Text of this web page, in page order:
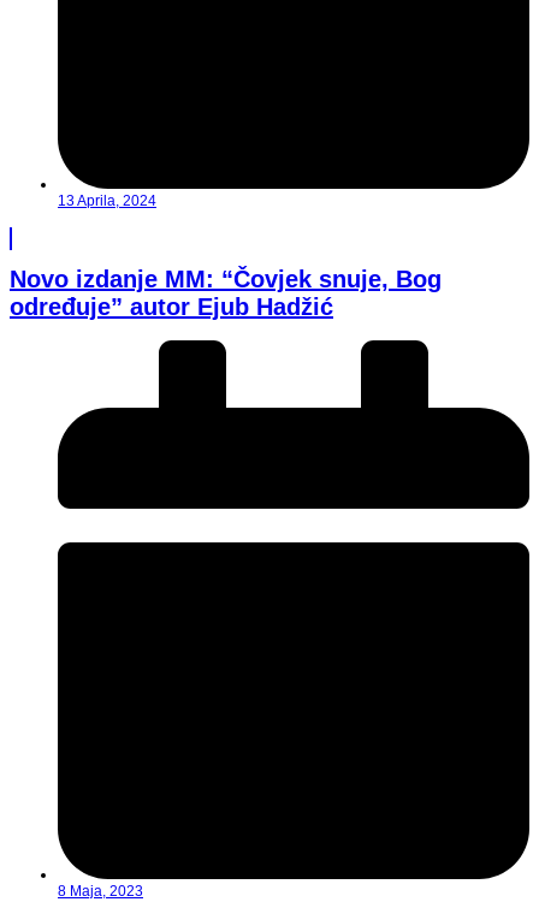
13 Aprila, 2024
Novo izdanje MM: “Čovjek snuje, Bog
određuje” autor Ejub Hadžić
8 Maja, 2023